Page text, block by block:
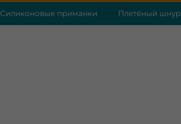
Силиконовые приманки Плетёный шнур